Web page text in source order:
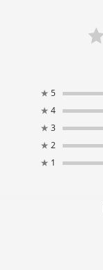
★ 5
★ 4
★ 3
★ 2
★ 1